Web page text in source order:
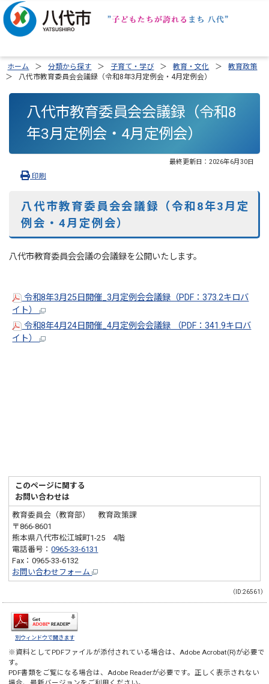
ホーム 分類から探す 子育て・学び 教育・文化
教育政策
八代市教育委員会会議録（令和8年3月定例会・4月定例会）
八代市教育委員会会議録（令和8
年3月定例会・4月定例会）
最終更新日： 2026年6月30日
印刷
八代市教育委員会会議録（令和8年3月定
例会・4月定例会）
八代市教育委員会会議の会議録を公開いたします。
令和8年3月25日開催_3月定例会会議録（PDF：373.2キロバ
イト）
令和8年4月24日開催_4月定例会会議録 （PDF：341.9キロバ
イト）
このページに関する
お問い合わせは
教育委員会（教育部） 教育政策課
〒866-8601
熊本県八代市松江城町1-25 4階
電話番号：0965-33-6131
Fax：0965-33-6132
お問い合わせフォーム
（ID:26561）
別ウィンドウで開きます
※資料としてPDFファイルが添付されている場合は、 Adobe Acrobat(R)が必要で
す。
PDF書類をご覧になる場合は、 Adobe Readerが必要です。正しく表示されない